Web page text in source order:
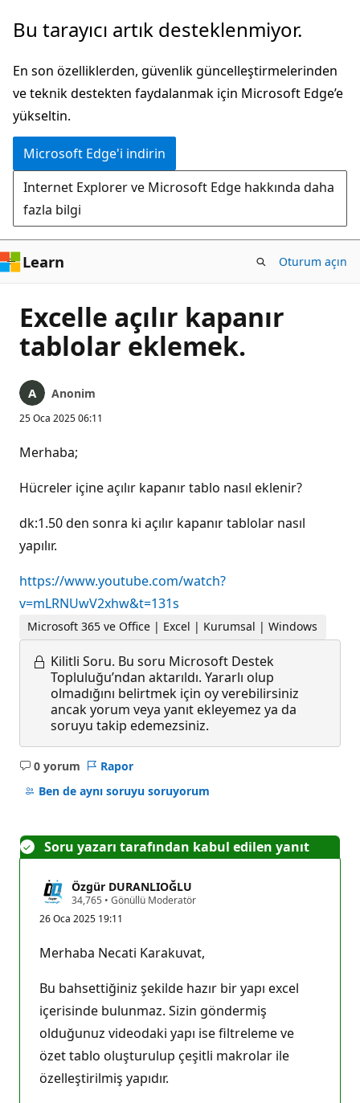
Ana
atla
Bu tarayıcı artık desteklenmiyor.
En son özelliklerden, güvenlik güncelleştirmelerinden
ve teknik destekten faydalanmak için Microsoft Edge’e
yükseltin.
Microsoft Edge'i indirin
Internet Explorer ve Microsoft Edge hakkında daha
fazla bilgi
Learn Oturum açın
Excelle açılır kapanır
tablolar eklemek.
Anonim
25 Oca 2025 06:11
Merhaba;
Hücreler içine açılır kapanır tablo nasıl eklenir?
dk:1.50 den sonra ki açılır kapanır tablolar nasıl
yapılır.
https://www.youtube.com/watch?
v=mLRNUwV2xhw&t=131s
Microsoft 365 ve Office | Excel | Kurumsal | Windows
Kilitli Soru. Bu soru Microsoft Destek
Topluluğu’ndan aktarıldı. Yararlı olup
olmadığını belirtmek için oy verebilirsiniz
ancak yorum veya yanıt ekleyemez ya da
soruyu takip edemezsiniz.
0 yorum
Açıklama
yok
Rapor
Ben de aynı soruyu soruyorum
Soru yazarı tarafından kabul edilen yanıt
Özgür DURANLIOĞLU
34,765 S
y
ı
n
ı
k
p
u
a
ı
• Gönüllü Moderatör
26 Oca 2025 19:11
Merhaba Necati Karakuvat,
Bu bahsettiğiniz şekilde hazır bir yapı excel
içerisinde bulunmaz. Sizin göndermiş
olduğunuz videodaki yapı ise filtreleme ve
özet tablo oluşturulup çeşitli makrolar ile
özelleştirilmiş yapıdır.